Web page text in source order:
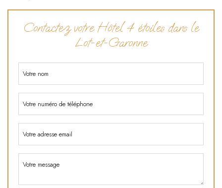
Contactez votre Hôtel 4 étoiles dans le
Lot-et-Garonne